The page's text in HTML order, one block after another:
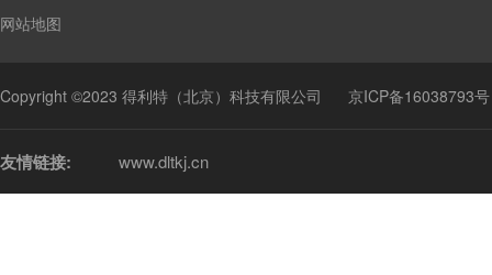
网站地图
Copyright ©2023 得利特（北京）科技有限公司 京ICP备16038793号
友情链接: www.dltkj.cn